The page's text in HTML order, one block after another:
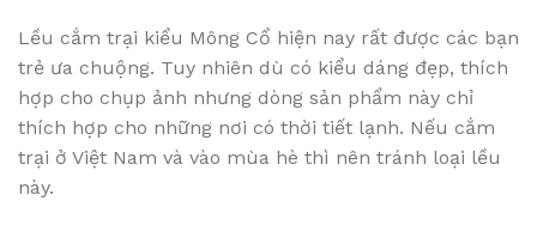
Lều cắm trại kiểu Mông Cổ hiện nay rất được các bạn
trẻ ưa chuộng. Tuy nhiên dù có kiểu dáng đẹp, thích
hợp cho chụp ảnh nhưng dòng sản phẩm này chỉ
thích hợp cho những nơi có thời tiết lạnh. Nếu cắm
trại ở Việt Nam và vào mùa hè thì nên tránh loại lều
này.